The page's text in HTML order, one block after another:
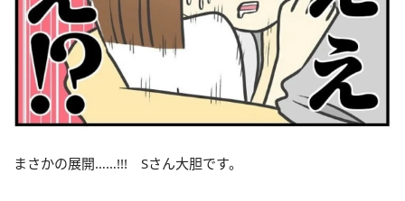
まさかの展開……!!! Sさん大胆です。